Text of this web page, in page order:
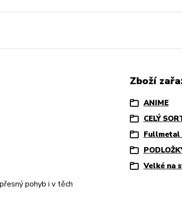
přesný pohyb i v těch
Zboží
ANIME
CELÝ
Fullmetal
Velké na